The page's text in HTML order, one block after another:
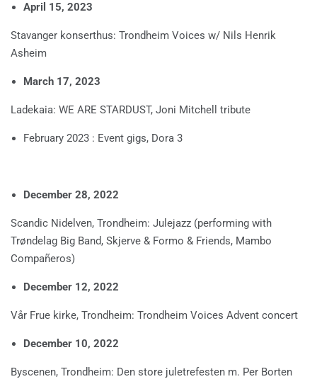
April 15, 2023
Stavanger konserthus: Trondheim Voices w/ Nils Henrik
Asheim
March 17, 2023
Ladekaia: WE ARE STARDUST, Joni Mitchell tribute
February 2023 : Event gigs, Dora 3
December 28, 2022
Scandic Nidelven, Trondheim: Julejazz (performing with
Trøndelag Big Band, Skjerve & Formo & Friends, Mambo
Compañeros)
December 12, 2022
Vår Frue kirke, Trondheim: Trondheim Voices Advent concert
December 10, 2022
Byscenen, Trondheim: Den store juletrefesten m. Per Borten